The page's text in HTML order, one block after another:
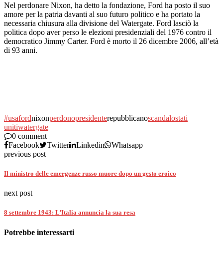
Nel perdonare Nixon, ha detto la fondazione, Ford ha posto il suo
amore per la patria davanti al suo futuro politico e ha portato la
necessaria chiusura alla divisione del Watergate. Ford lasciò la
politica dopo aver perso le elezioni presidenziali del 1976 contro il
democratico Jimmy Carter. Ford è morto il 26 dicembre 2006, all’età
di 93 anni.
#usafordnixonperdonopresidenterepubblicanoscandalostati
unitiwatergate
0 comment
Facebook
Twitter Linkedin
Whatsapp
previous post
Il ministro delle emergenze russo muore dopo un gesto eroico
next post
8 settembre 1943: L’Italia annuncia la sua resa
Potrebbe interessarti